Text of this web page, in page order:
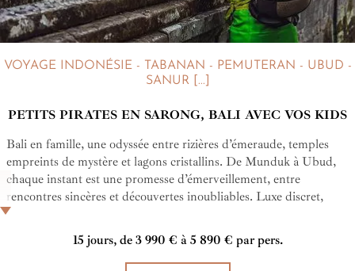
VOYAGE INDONÉSIE - TABANAN - PEMUTERAN - UBUD -
SANUR [...]
PETITS PIRATES EN SARONG, BALI AVEC VOS KIDS
Bali en famille, une odyssée entre rizières d’émeraude, temples
empreints de mystère et lagons cristallins. De Munduk à Ubud,
chaque instant est une promesse d’émerveillement, entre
rencontres sincères et découvertes inoubliables. Luxe discret,
nature préservée, aventures douces : un voyage où petits et grands
tissent ensemble des souvenirs précieux.
15 jours, de 3 990 € à 5 890 € par pers.